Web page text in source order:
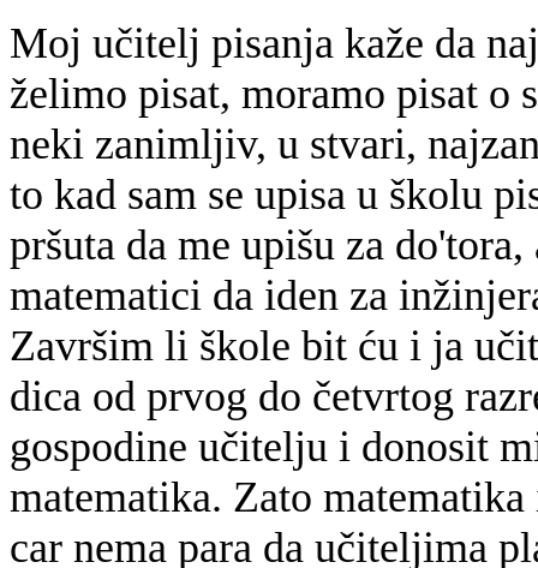
Moj učitelj pisanja kaže da
želimo pisat, moramo pisat
neki zanimljiv, u stvari,
to kad sam se upisa u školu
pršuta da me upišu za
matematici da iden za
Završim li škole bit ću i ja
dica od prvog do četvrtog
gospodine učitelju i donosit
matematika. Zato
car nema para da učiteljima